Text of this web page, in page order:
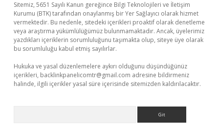
Sitemiz, 5651 Sayılı Kanun gereğince Bilgi Teknolojileri ve İletişim
Kurumu (BTK) tarafından onaylanmış bir Yer Sağlayıcı olarak hizmet
vermektedir. Bu nedenle, sitedeki içerikleri proaktif olarak denetleme
veya araştırma yükümlülüğümüz bulunmamaktadır. Ancak, üyelerimiz
yazdıkları içeriklerin sorumluluğunu taşımakta olup, siteye üye olarak
bu sorumluluğu kabul etmiş sayılırlar.
Hukuka ve yasal düzenlemelere aykırı olduğunu düşündüğünüz
içerikleri, backlinkpanelicomtr@gmail.com adresine bildirmeniz
halinde, ilgili içerikler yasal süre içerisinde sitemizden kaldırılacaktır.